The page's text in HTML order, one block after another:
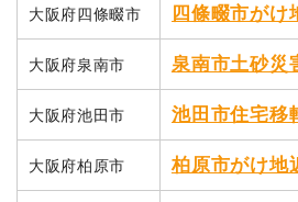
大阪府四條畷市 四條畷市がけ
大阪府泉南市 泉南市土砂災
大阪府池田市 池田市住宅移
大阪府柏原市 柏原市がけ地